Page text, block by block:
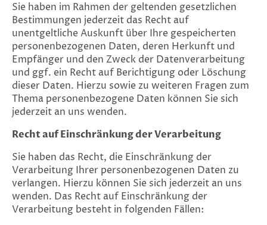
Sie haben im Rahmen der geltenden gesetzlichen
Bestimmungen jederzeit das Recht auf
unentgeltliche Auskunft über Ihre gespeicherten
personenbezogenen Daten, deren Herkunft und
Empfänger und den Zweck der Datenverarbeitung
und ggf. ein Recht auf Berichtigung oder Löschung
dieser Daten. Hierzu sowie zu weiteren Fragen zum
Thema personenbezogene Daten können Sie sich
jederzeit an uns wenden.
Recht auf Einschränkung der Verarbeitung
Sie haben das Recht, die Einschränkung der
Verarbeitung Ihrer personenbezogenen Daten zu
verlangen. Hierzu können Sie sich jederzeit an uns
wenden. Das Recht auf Einschränkung der
Verarbeitung besteht in folgenden Fällen: